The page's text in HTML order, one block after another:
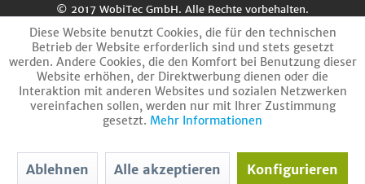
© 2017 WobiTec GmbH. Alle Rechte vorbehalten.
Diese Website benutzt Cookies, die für den technischen
Betrieb der Website erforderlich sind und stets gesetzt
werden. Andere Cookies, die den Komfort bei Benutzung dieser
Website erhöhen, der Direktwerbung dienen oder die
Interaktion mit anderen Websites und sozialen Netzwerken
vereinfachen sollen, werden nur mit Ihrer Zustimmung
gesetzt. Mehr Informationen
Ablehnen Alle akzeptieren Konfigurieren